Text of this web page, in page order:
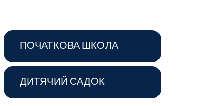
ПОЧАТКОВА ШКОЛА
ДИТЯЧИЙ САДОК